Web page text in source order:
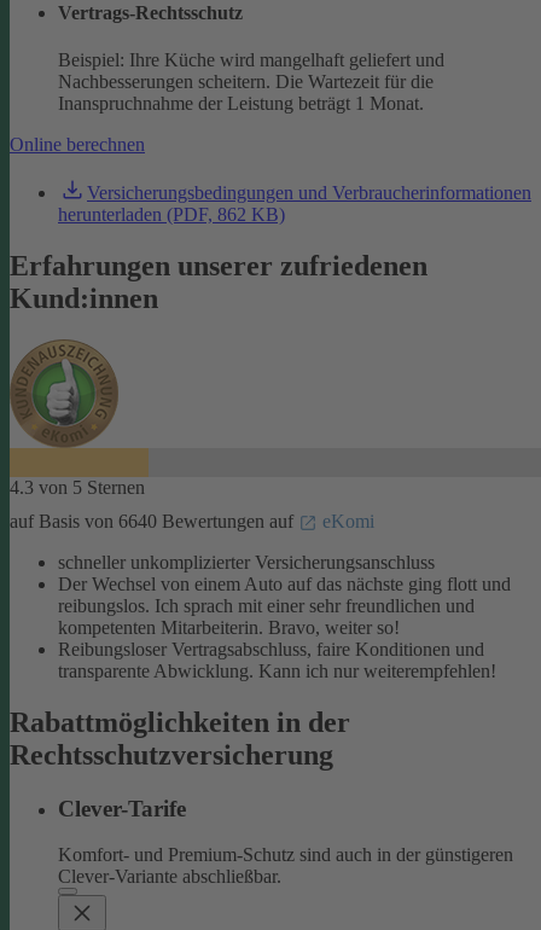
Vertrags-Rechtsschutz
Beispiel: Ihre Küche wird mangelhaft geliefert und
Nachbesserungen scheitern. Die Wartezeit für die
Inanspruchnahme der Leistung beträgt 1 Monat.
Online berechnen
Versicherungsbedingungen und Verbraucherinformationen
herunterladen (PDF, 862 KB)
Erfahrungen unserer zufriedenen
Kund:innen
4.3 von 5 Sternen
auf Basis von 6640 Bewertungen auf
eKomi
schneller unkomplizierter Versicherungsanschluss
Der Wechsel von einem Auto auf das nächste ging flott und
reibungslos. Ich sprach mit einer sehr freundlichen und
kompetenten Mitarbeiterin. Bravo, weiter so!
Reibungsloser Vertragsabschluss, faire Konditionen und
transparente Abwicklung. Kann ich nur weiterempfehlen!
Rabattmöglichkeiten in der
Rechtsschutzversicherung
Clever-Tarife
Komfort- und Premium-Schutz sind auch in der günstigeren
Clever-Variante abschließbar.